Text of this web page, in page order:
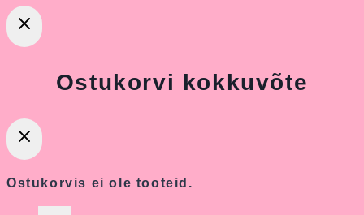
Ostukorvi kokkuvõte
Ostukorvis ei ole tooteid.